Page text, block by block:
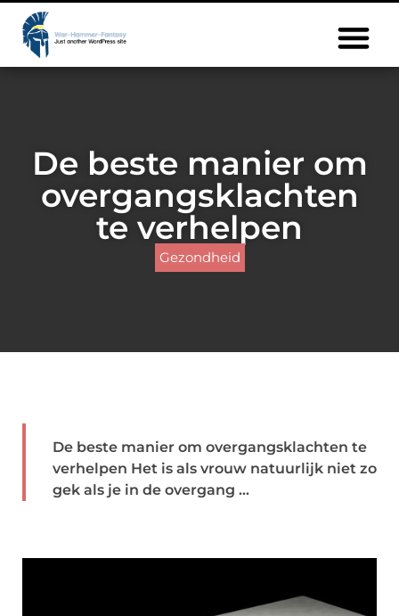
De beste manier om
overgangsklachten
te verhelpen
Gezondheid
De beste manier om overgangsklachten te
verhelpen Het is als vrouw natuurlijk niet zo
gek als je in de overgang ...